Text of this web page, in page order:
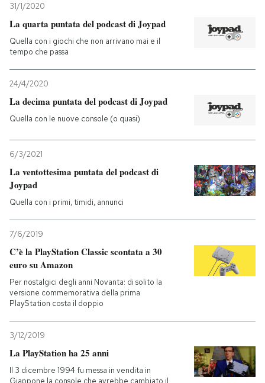
31/1/2020
La quarta puntata del podcast di Joypad
Quella con i giochi che non arrivano mai e il
tempo che passa
24/4/2020
La decima puntata del podcast di Joypad
Quella con le nuove console (o quasi)
6/3/2021
La ventottesima puntata del podcast di
Joypad
Quella con i primi, timidi, annunci
7/6/2019
C’è la PlayStation Classic scontata a 30
euro su Amazon
Per nostalgici degli anni Novanta: di solito la
versione commemorativa della prima
PlayStation costa il doppio
3/12/2019
La PlayStation ha 25 anni
Il 3 dicembre 1994 fu messa in vendita in
Giappone la console che avrebbe cambiato il